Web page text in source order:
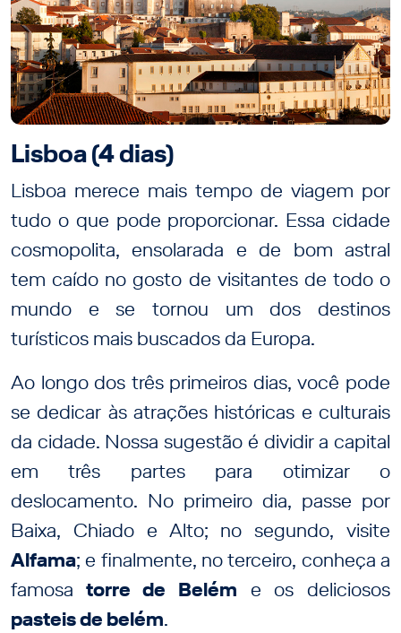
Lisboa (4 dias)
Lisboa merece mais tempo de viagem por
tudo o que pode proporcionar. Essa cidade
cosmopolita, ensolarada e de bom astral
tem caído no gosto de visitantes de todo o
mundo e se tornou um dos destinos
turísticos mais buscados da Europa.
Ao longo dos três primeiros dias, você pode
se dedicar às atrações históricas e culturais
da cidade. Nossa sugestão é dividir a capital
em três partes para otimizar o
deslocamento. No primeiro dia, passe por
Baixa, Chiado e Alto; no segundo, visite
Alfama; e finalmente, no terceiro, conheça a
famosa torre de Belém e os deliciosos
pasteis de belém.